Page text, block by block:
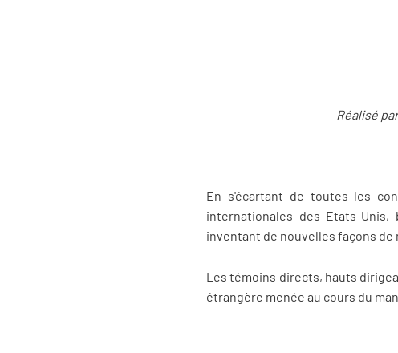
Réalisé
En s'écartant de toutes les
internationales des Etats-
inventant de nouvelles façons de
Les témoins directs, hauts
étrangère menée au cours du